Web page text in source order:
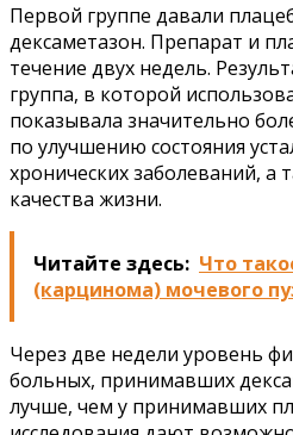
Первой группе давали
дексаметазон. Препарат и
течение двух недель.
группа, в которой
показывала значительно
по улучшению состояния
хронических заболеваний,
качества жизни.
Читайте здесь: Что
(карцинома) мочевого
Через две недели уровень
больных, принимавших
лучше, чем у принимавших